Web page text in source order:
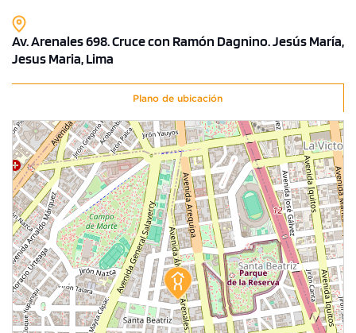
Av. Arenales 698. Cruce con Ramón Dagnino. Jesús María,
Jesus Maria, Lima
Plano de ubicación